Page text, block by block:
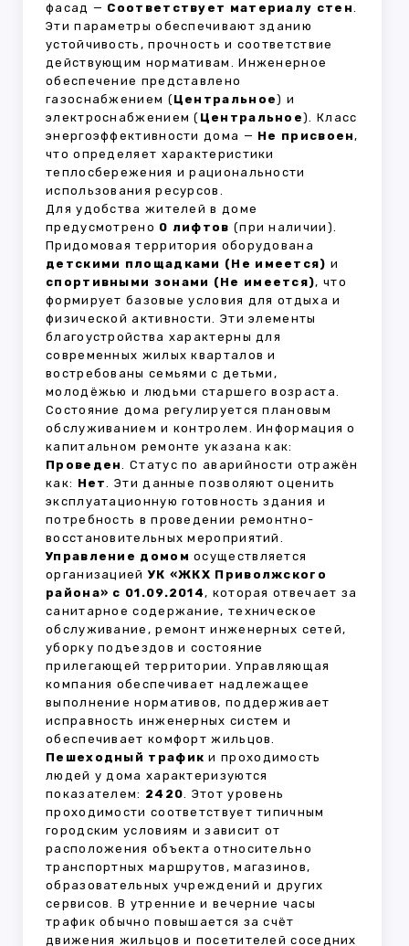
фасад — Соответствует материалу стен.
Эти параметры обеспечивают зданию
устойчивость, прочность и соответствие
действующим нормативам. Инженерное
обеспечение представлено
газоснабжением (Центральное) и
электроснабжением ( Центральное). Класс
энергоэффективности дома — Не присвоен,
что определяет характеристики
теплосбережения и рациональности
использования ресурсов.
Для удобства жителей в доме
предусмотрено 0 лифтов (при наличии).
Придомовая территория оборудована
детскими площадками (Не имеется) и
спортивными зонами (Не имеется), что
формирует базовые условия для отдыха и
физической активности. Эти элементы
благоустройства характерны для
современных жилых кварталов и
востребованы семьями с детьми,
молодёжью и людьми старшего возраста.
Состояние дома регулируется плановым
обслуживанием и контролем. Информация о
капитальном ремонте указана как:
Проведен. Статус по аварийности отражён
как: Нет. Эти данные позволяют оценить
эксплуатационную готовность здания и
потребность в проведении ремонтно-
восстановительных мероприятий.
Управление домом осуществляется
организациейУК «ЖКХ Приволжского
района» с 01.09.2014, которая отвечает за
санитарное содержание, техническое
обслуживание, ремонт инженерных сетей,
уборку подъездов и состояние
прилегающей территории. Управляющая
компания обеспечивает надлежащее
выполнение нормативов, поддерживает
исправность инженерных систем и
обеспечивает комфорт жильцов.
Пешеходный трафик и проходимость
людей у дома характеризуются
показателем: 2420. Этот уровень
проходимости соответствует типичным
городским условиям и зависит от
расположения объекта относительно
транспортных маршрутов, магазинов,
образовательных учреждений и других
сервисов. В утренние и вечерние часы
трафик обычно повышается за счёт
движения жильцов и посетителей соседних